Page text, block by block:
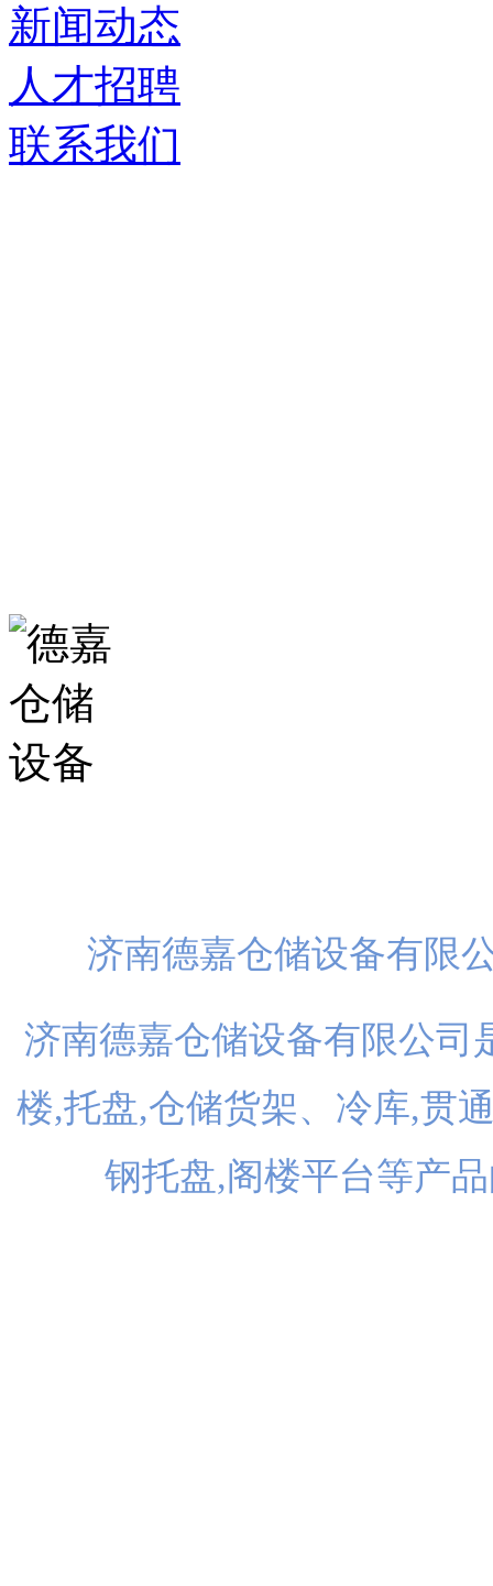
新闻动态
人才招聘
联系我们
济南德嘉仓储设备有
济南德嘉仓储设备有限公司
楼,托盘,仓储货架、冷库,贯
钢托盘,阁楼平台等产